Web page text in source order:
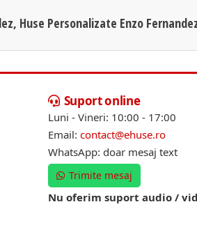
Huse Personalizate Enzo
Suport online
Luni - Vineri: 10:00 - 17:00
Email: contact@ehuse.ro
WhatsApp: doar mesaj text
Trimite mesaj
Nu oferim suport audio /